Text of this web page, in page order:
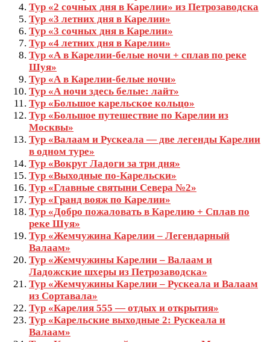
Тур «2 сочных дня в Карелии» из Петрозаводска
Тур «3 летних дня в Карелии»
Тур «3 сочных дня в Карелии»
Тур «4 летних дня в Карелии»
Тур «А в Карелии-белые ночи + сплав по реке
Шуя»
Тур «А в Карелии-белые ночи»
Тур «А ночи здесь белые: лайт»
Тур «Большое карельское кольцо»
Тур «Большое путешествие по Карелии из
Москвы»
Тур «Валаам и Рускеала — две легенды Карелии
в одном туре»
Тур «Вокруг Ладоги за три дня»
Тур «Выходные по-Карельски»
Тур «Главные святыни Севера №2»
Тур «Гранд вояж по Карелии»
Тур «Добро пожаловать в Карелию + Сплав по
реке Шуя»
Тур «Жемчужина Карелии – Легендарный
Валаам»
Тур «Жемчужины Карелии – Валаам и
Ладожские шхеры из Петрозаводска»
Тур «Жемчужины Карелии – Рускеала и Валаам
из Сортавала»
Тур «Карелия 555 — отдых и открытия»
Тур «Карельские выходные 2: Рускеала и
Валаам»